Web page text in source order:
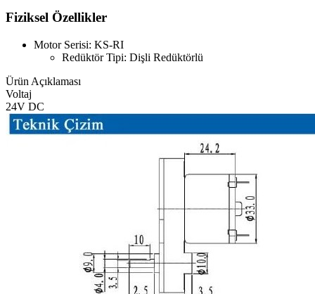
Fiziksel Özellikler
Motor Serisi: KS-RI
Redüktör Tipi: Dişli Redüktörlü
Ürün Açıklaması
Voltaj
24V DC